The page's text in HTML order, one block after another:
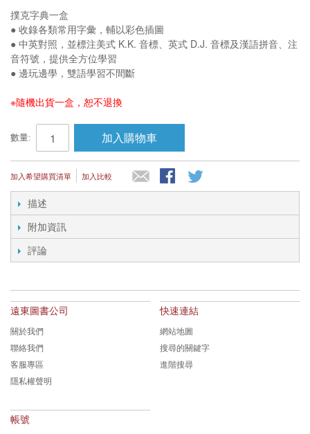
撲克字典一盒
● 收錄各類常用字彙，輔以彩色插圖
● 中英對照，並標注美式 K.K. 音標、英式 D.J. 音標及漢語拼音、注
音符號，提供全方位學習
● 邊玩邊學，雙語學習不間斷
※隨機出貨一盒，恕不退換
數量: 加入購物車
加入希望購買清單 加入比較
描述
附加資訊
評論
遠東圖書公司
關於我們
聯絡我們
客服專區
隱私權聲明
快速連結
網站地圖
搜尋的關鍵字
進階搜尋
帳號